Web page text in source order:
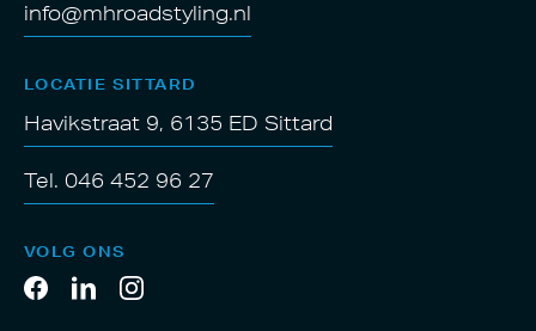
info@mhroadstyling.nl
LOCATIE SITTARD
Havikstraat 9, 6135 ED Sittard
Tel. 046 452 96 27
VOLG ONS